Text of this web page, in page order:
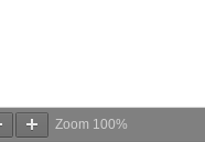
Zoom 100%